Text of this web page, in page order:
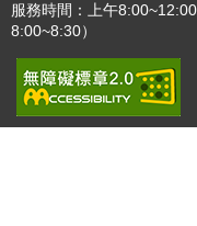
服務時間：上午
8:00~8:30）